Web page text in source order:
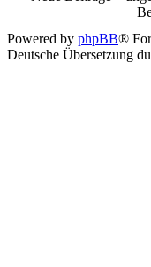
Powered by phpBB®
Deutsche Übersetzung